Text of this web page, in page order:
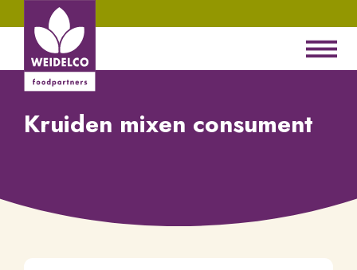
Kruiden mixen consument